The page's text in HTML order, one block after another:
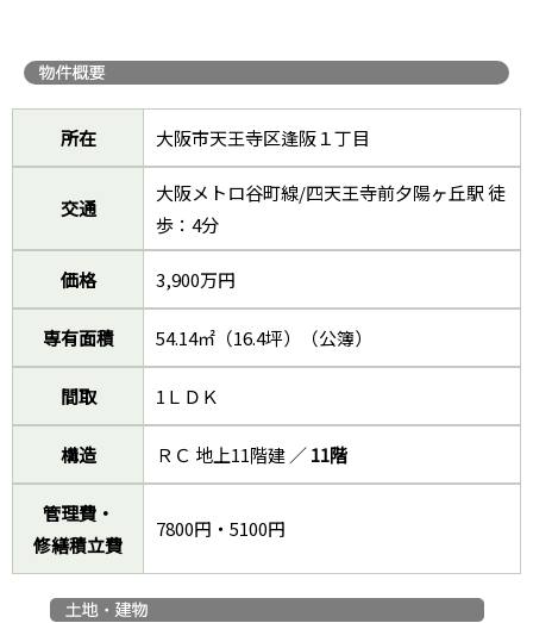
所在 大阪市天王寺区逢阪１丁目
交通
大阪メトロ谷町線/四天王寺前夕陽ヶ丘駅 徒
歩：4分
価格 3,900万円
専有面積 54.14㎡（16.4坪）（公簿）
間取 1ＬＤＫ
構造 ＲＣ 地上11階建 ／11階
管理費・
修繕積立費
7800円・5100円